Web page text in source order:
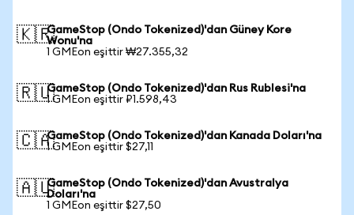
🇰🇷GameStop (Ondo Tokenized)'dan Güney Kore
Wonu'na
1 GMEon eşittir ₩27.355,32
🇷🇺GameStop (Ondo Tokenized)'dan Rus Rublesi'na
1 GMEon eşittir ₽1.598,43
🇨🇦GameStop (Ondo Tokenized)'dan Kanada Doları'na
1 GMEon eşittir $27,11
🇦🇺GameStop (Ondo Tokenized)'dan Avustralya
Doları'na
1 GMEon eşittir $27,50